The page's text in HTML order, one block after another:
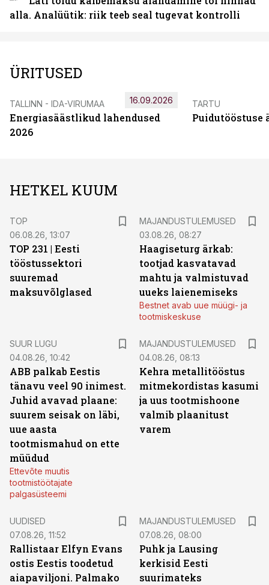
alla. Analüütik: riik teeb seal tugevat kontrolli
ÜRITUSED
TALLINN - IDA-VIRUMAA
Energiasäästlikud lahendused
2026
16.09.2026 TARTU
Puidutööstuse
HETKEL KUUM
TOP
06.08.26, 13:07
TOP 231 | Eesti
tööstussektori
suuremad
maksuvõlglased
MAJANDUSTULEMUSED
03.08.26, 08:27
Haagiseturg ärkab:
tootjad kasvatavad
mahtu ja valmistuvad
uueks laienemiseks
Bestnet avab uue müügi- ja
tootmiskeskuse
SUUR LUGU
04.08.26, 10:42
ABB palkab Eestis
tänavu veel 90 inimest.
Juhid avavad plaane:
suurem seisak on läbi,
uue aasta
tootmismahud on ette
müüdud
Ettevõte muutis
tootmistöötajate
palgasüsteemi
MAJANDUSTULEMUSED
04.08.26, 08:13
Kehra metallitööstus
mitmekordistas kasumi
ja uus tootmishoone
valmib plaanitust
varem
UUDISED
07.08.26, 11:52
Rallistaar Elfyn Evans
ostis Eestis toodetud
aiapaviljoni. Palmako
MAJANDUSTULEMUSED
07.08.26, 08:00
Puhk ja Lausing
kerkisid Eesti
suurimateks